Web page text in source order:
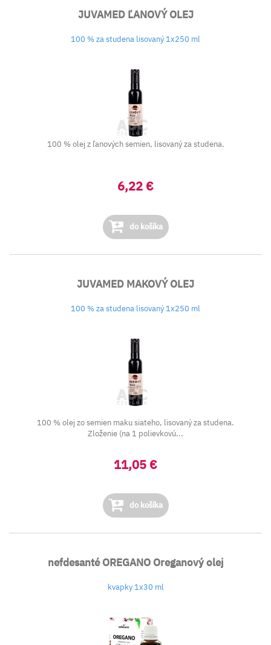
JUVAMED ĽANOVÝ OLEJ
100 % za studena lisovaný 1x250 ml
100 % olej z ľanových semien, lisovaný za studena.
6,22 €
do košíka
JUVAMED MAKOVÝ OLEJ
100 % za studena lisovaný 1x250 ml
100 % olej zo semien maku siateho, lisovaný za studena.
Zloženie (na 1 polievkovú...
11,05 €
do košíka
nefdesanté OREGANO Oreganový olej
kvapky 1x30 ml